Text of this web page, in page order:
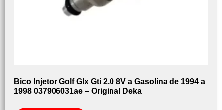
Bico Injetor Golf Glx Gti 2.0 8V a Gasolina de 1994 a
1998 037906031ae – Original Deka